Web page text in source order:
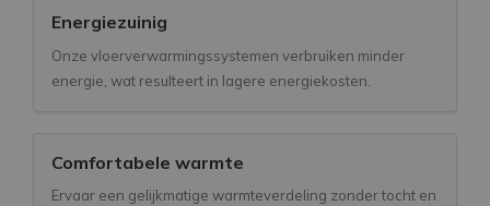
Energiezuinig
Onze vloerverwarmingssystemen verbruiken minder
energie, wat resulteert in lagere energiekosten.
Comfortabele warmte
Ervaar een gelijkmatige warmteverdeling zonder tocht en